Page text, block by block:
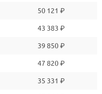
50 121 ₽
43 383 ₽
39 850 ₽
47 820 ₽
35 331 ₽